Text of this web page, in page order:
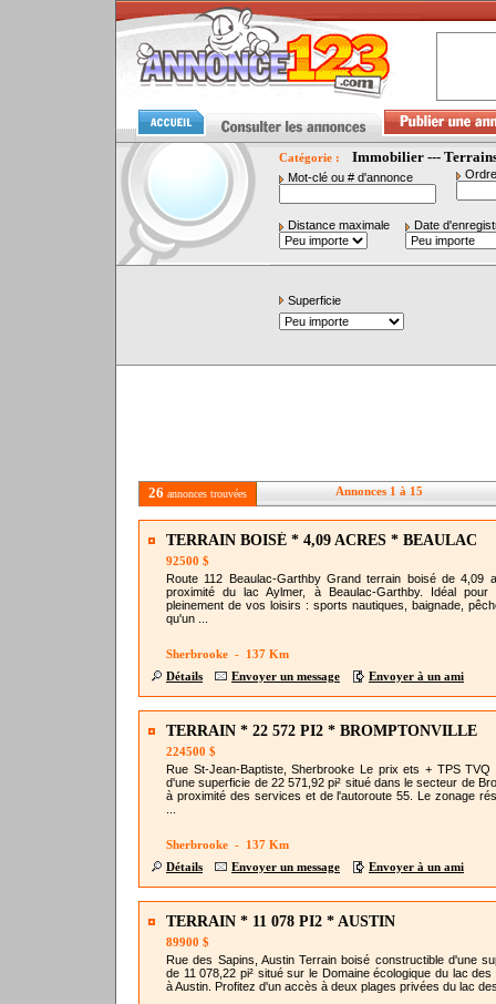
Catégorie : Immobilier ---
Mot-clé ou # d'annonce
Distance maximale Date
Superficie
26 annonces trouvées Annonces 1 à 15
TERRAIN BOISÉ * 4,09 ACRES * BEAULAC
92500 $
Route 112 Beaulac-Garthby Grand terrain boisé de 4,09
proximité du lac Aylmer, à Beaulac-Garthby. Idéal pour
pleinement de vos loisirs : sports nautiques, baignade,
qu'un ...
Sherbrooke - 137 Km
Détails
Envoyer un message Envoyer à un ami
TERRAIN * 22 572 PI2 * BROMPTONVILLE
224500 $
Rue St-Jean-Baptiste, Sherbrooke Le prix ets + TPS TVQ
d'une superficie de 22 571,92 pi² situé dans le secteur de
à proximité des services et de l'autoroute 55. Le zonage
Sherbrooke - 137 Km
Détails
Envoyer un message Envoyer à un ami
TERRAIN * 11 078 PI2 * AUSTIN
89900 $
Rue des Sapins, Austin Terrain boisé constructible d'une
de 11 078,22 pi² situé sur le Domaine écologique du lac des
à Austin. Profitez d'un accès à deux plages privées du lac